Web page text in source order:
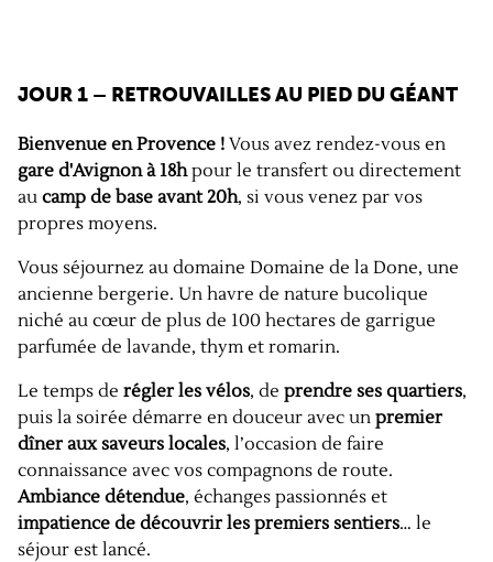
JOUR 1 – RETROUVAILLES AU PIED DU GÉANT
Bienvenue en Provence ! Vous avez rendez-vous en
gare d'Avignon à 18hpour le transfert ou directement
au camp de base avant 20h, si vous venez par vos
propres moyens.
Vous séjournez au domaine Domaine de la Done, une
ancienne bergerie. Un havre de nature bucolique
niché au cœur de plus de 100 hectares de garrigue
parfumée de lavande, thym et romarin.
Le temps de régler les vélos, de prendre ses quartiers,
puis la soirée démarre en douceur avec un premier
dîner aux saveurs locales, l’occasion de faire
connaissance avec vos compagnons de route.
Ambiance détendue, échanges passionnés et
impatience de découvrir les premiers sentiers… le
séjour est lancé.